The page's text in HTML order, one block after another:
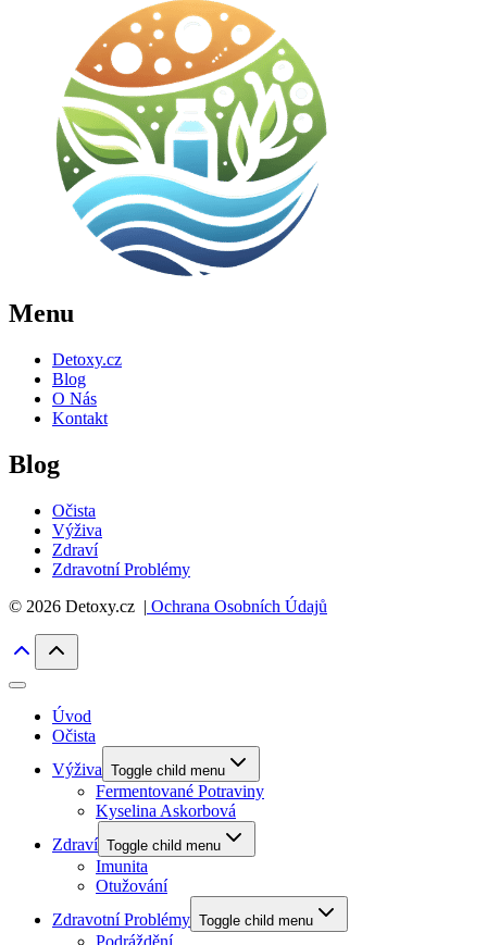
Menu
Detoxy.cz
Blog
O Nás
Kontakt
Blog
Očista
Výživa
Zdraví
Zdravotní Problémy
© 2026 Detoxy.cz | Ochrana Osobních Údajů
Úvod
Očista
Výživa Toggle child menu
Fermentované Potraviny
Kyselina Askorbová
Zdraví Toggle child menu
Imunita
Otužování
Zdravotní Problémy Toggle child menu
Podráždění